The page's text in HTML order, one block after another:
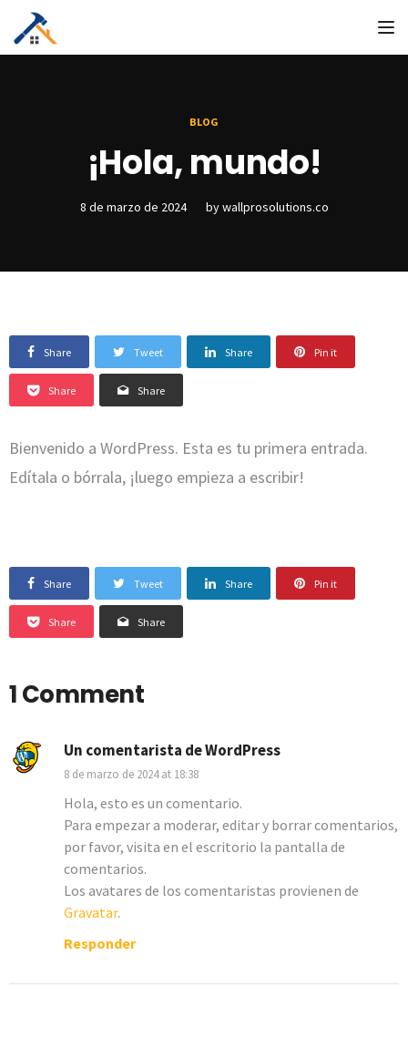
BLOG
¡Hola, mundo!
8 de marzo de 2024 bywallprosolutions.co
Share Tweet Share Pin it
Share Share
Bienvenido a WordPress. Esta es tu primera entrada.
Edítala o bórrala, ¡luego empieza a escribir!
Share Tweet Share Pin it
Share Share
1 Comment
Un comentarista de WordPress
8 de marzo de 2024 at 18:38
Hola, esto es un comentario.
Para empezar a moderar, editar y borrar comentarios,
por favor, visita en el escritorio la pantalla de
comentarios.
Los avatares de los comentaristas provienen de
Gravatar.
Responder